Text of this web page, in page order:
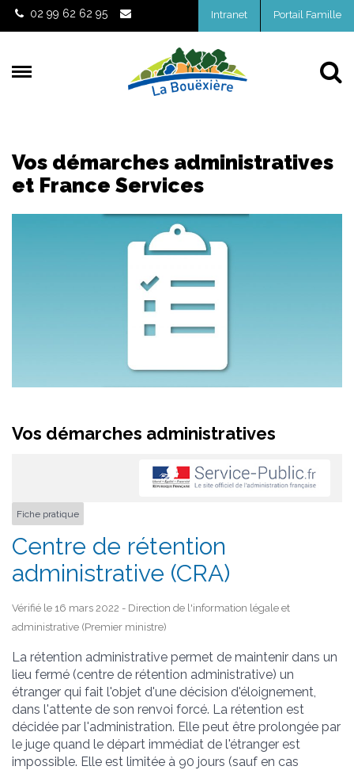
Gestion des traceurs
02 99 62 62 95 Intranet Portail Famille
Vos démarches administratives
et France Services
Vos démarches administratives
Fiche pratique
Centre de rétention
administrative (CRA)
Vérifié le 16 mars 2022 - Direction de l'information légale et
administrative (Premier ministre)
La rétention administrative permet de maintenir dans un
lieu fermé (centre de rétention administrative) un
étranger qui fait l'objet d'une décision d'éloignement,
dans l'attente de son renvoi forcé. La rétention est
décidée par l'administration. Elle peut être prolongée par
le juge quand le départ immédiat de l'étranger est
impossible. Elle est limitée à 90 jours (sauf en cas